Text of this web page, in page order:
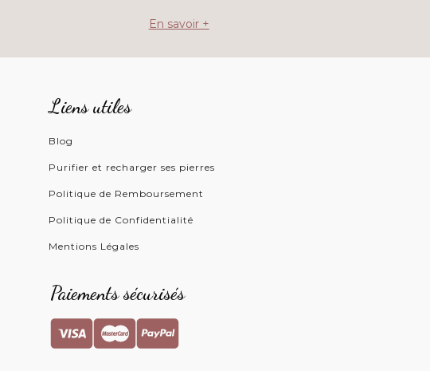
En savoir +
Liens utiles
Blog
Purifier et recharger ses pierres
Politique de Remboursement
Politique de Confidentialité
Mentions Légales
Paiements sécurisés